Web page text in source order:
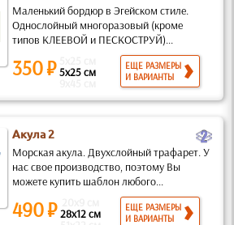
Маленький бордюр в Эгейском стиле.
Однослойный многоразовый (кроме
типов КЛЕЕВОЙ и ПЕСКОСТРУЙ)...
350 ₽5x25 см
ЕЩЕ РАЗМЕРЫ
И ВАРИАНТЫ
Акула 2 b
Морская акула. Двухслойный трафарет. У
нас свое производство, поэтому Вы
можете купить шаблон любого...
490 ₽28x12 см
ЕЩЕ РАЗМЕРЫ
И ВАРИАНТЫ